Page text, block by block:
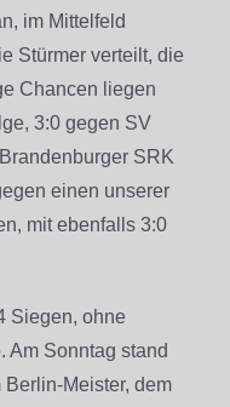
im Mittelfeld
Stürmer verteilt, die
Chancen liegen
3:0 gegen SV
SRK
einen unserer
mit ebenfalls 3:0
Siegen, ohne
Am Sonntag stand
Meister, dem